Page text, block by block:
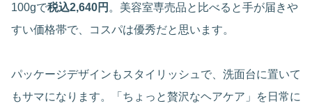
100gで税込2,640円 。美容室専売品と比べると手が届きや
すい価格帯で、コスパは優秀だと思います。
パッケージデザインもスタイリッシュで、洗面台に置いて
もサマになります。「ちょっと贅沢なヘアケア」を日常に